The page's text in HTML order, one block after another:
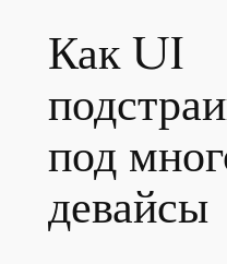
Как UI
под
девайсы